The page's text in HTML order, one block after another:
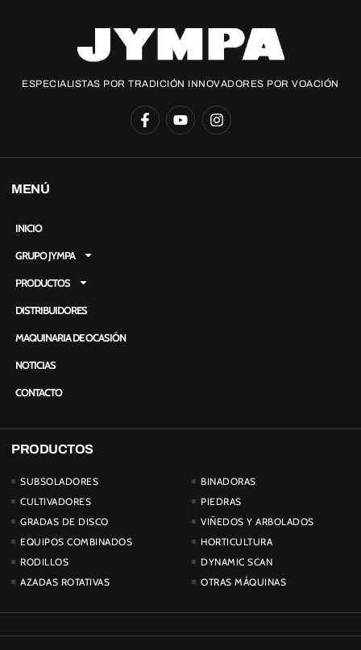
ESPECIALISTAS POR TRADICIÓN INNOVADORES POR VOACIÓN
MENÚ
INICIO
GRUPO JYMPA
PRODUCTOS
DISTRIBUIDORES
MAQUINARIA DE OCASIÓN
NOTICIAS
CONTACTO
PRODUCTOS
SUBSOLADORES
CULTIVADORES
GRADAS DE DISCO
EQUIPOS COMBINADOS
RODILLOS
AZADAS ROTATIVAS
BINADORAS
PIEDRAS
VIÑEDOS Y ARBOLADOS
HORTICULTURA
DYNAMIC SCAN
OTRAS MÁQUINAS